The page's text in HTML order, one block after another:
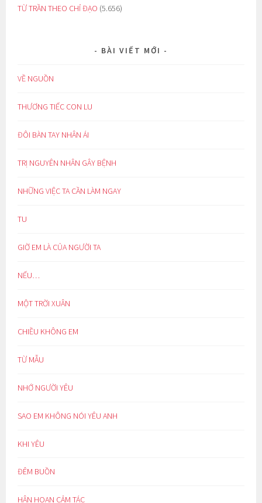
TỪ TRẦN THEO CHỈ ĐẠO (5.656)
BÀI VIẾT MỚI
VỀ NGUỒN
THƯƠNG TIẾC CON LU
ĐÔI BÀN TAY NHÂN ÁI
TRỊ NGUYÊN NHÂN GÂY BỆNH
NHỮNG VIỆC TA CẦN LÀM NGAY
TU
GIỜ EM LÀ CỦA NGƯỜI TA
NẾU…
MỘT TRỜI XUÂN
CHIỀU KHÔNG EM
TỪ MẪU
NHỚ NGƯỜI YÊU
SAO EM KHÔNG NÓI YÊU ANH
KHI YÊU
ĐÊM BUỒN
HÂN HOAN CẢM TÁC